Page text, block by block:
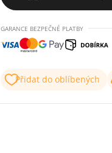
GARANCE BEZPEČNÉ PLATBY
Přidat do oblíbených